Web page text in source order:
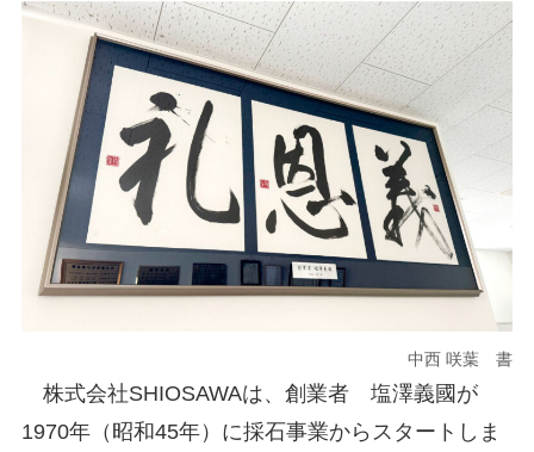
中西 咲葉 書
株式会社SHIOSAWAは、創業者 塩澤義國が
1970年（昭和45年）に採石事業からスタートしま